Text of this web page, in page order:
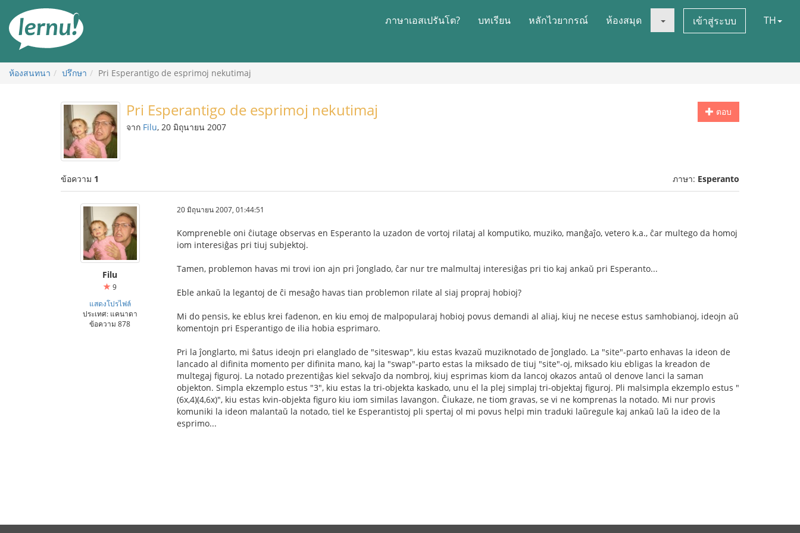
สารบัญ
ภาษาเอสเปรันโต? บทเรียน หลักไวยากรณ์ ห้องสมุด เข้าสู่ระบบ TH
ห้องสนทนา ปรึกษา Pri Esperantigo de esprimoj nekutimaj
ตอบ
Pri Esperantigo de esprimoj nekutimaj
จาก Filu, 20 มิถุนายน 2007
ข้อความ 1 ภาษา: Esperanto
Filu
9
แสดงโปรไฟล์
ประเทศ: แคนาดา
ข้อความ 878
20 มิถุนายน 2007, 01:44:51
Kompreneble oni ĉiutage observas en Esperanto la uzadon de vortoj rilataj al komputiko, muziko, manĝaĵo, vetero k.a., ĉar multego da homoj
iom interesiĝas pri tiuj subjektoj.
Tamen, problemon havas mi trovi ion ajn pri ĵonglado, ĉar nur tre malmultaj interesiĝas pri tio kaj ankaŭ pri Esperanto...
Eble ankaŭ la legantoj de ĉi mesaĝo havas tian problemon rilate al siaj propraj hobioj?
Mi do pensis, ke eblus krei fadenon, en kiu emoj de malpopularaj hobioj povus demandi al aliaj, kiuj ne necese estus samhobianoj, ideojn aŭ
komentojn pri Esperantigo de ilia hobia esprimaro.
Pri la ĵonglarto, mi ŝatus ideojn pri elanglado de "siteswap", kiu estas kvazaŭ muziknotado de ĵonglado. La "site"-parto enhavas la ideon de
lancado al difinita momento per difinita mano, kaj la "swap"-parto estas la miksado de tiuj "site"-oj, miksado kiu ebligas la kreadon de
multegaj figuroj. La notado prezentiĝas kiel sekvaĵo da nombroj, kiuj esprimas kiom da lancoj okazos antaŭ ol denove lanci la saman
objekton. Simpla ekzemplo estus "3", kiu estas la tri-objekta kaskado, unu el la plej simplaj tri-objektaj figuroj. Pli malsimpla ekzemplo estus "
(6x,4)(4,6x)", kiu estas kvin-objekta figuro kiu iom similas lavangon. Ĉiukaze, ne tiom gravas, se vi ne komprenas la notado. Mi nur provis
komuniki la ideon malantaŭ la notado, tiel ke Esperantistoj pli spertaj ol mi povus helpi min traduki laŭregule kaj ankaŭ laŭ la ideo de la
esprimo...